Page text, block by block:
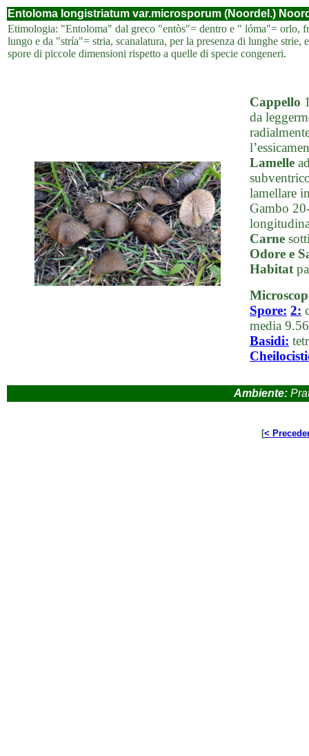
Entoloma longistriatum var.microsporum (Noordel.)
Etimologia: "Entoloma" dal greco "entòs"= dentro e " lóma"= orlo,
lungo e da "stría"= stria, scanalatura, per la presenza di lunghe
spore di piccole dimensioni rispetto a quelle di specie congeneri.
Cappello
da
Lamelle
lamellare
Gambo
Carne
Odore e
Habitat
Spore: 2:
media
Basidi:
Ambiente:
[<